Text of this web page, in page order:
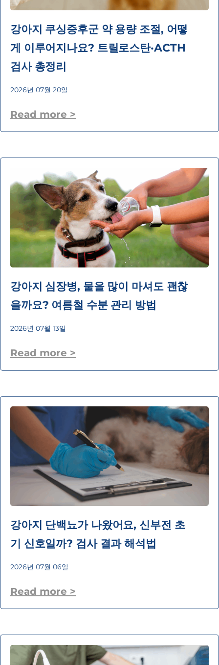
강아지 쿠싱증후군 약 용량 조절, 어떻
게 이루어지나요? 트릴로스탄·ACTH
검사 총정리
2026년 07월 20일
Read more >
강아지 심장병, 물을 많이 마셔도 괜찮
을까요? 여름철 수분 관리 방법
2026년 07월 13일
Read more >
강아지 단백뇨가 나왔어요, 신부전 초
기 신호일까? 검사 결과 해석법
2026년 07월 06일
Read more >